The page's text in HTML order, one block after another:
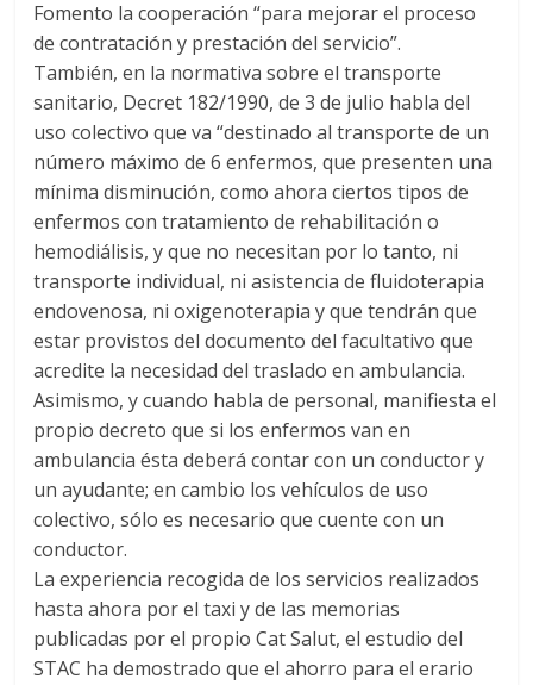
Fomento la cooperación “para mejorar el proceso
de contratación y prestación del servicio”.
También, en la normativa sobre el transporte
sanitario, Decret 182/1990, de 3 de julio habla del
uso colectivo que va “destinado al transporte de un
número máximo de 6 enfermos, que presenten una
mínima disminución, como ahora ciertos tipos de
enfermos con tratamiento de rehabilitación o
hemodiálisis, y que no necesitan por lo tanto, ni
transporte individual, ni asistencia de fluidoterapia
endovenosa, ni oxigenoterapia y que tendrán que
estar provistos del documento del facultativo que
acredite la necesidad del traslado en ambulancia.
Asimismo, y cuando habla de personal, manifiesta el
propio decreto que si los enfermos van en
ambulancia ésta deberá contar con un conductor y
un ayudante; en cambio los vehículos de uso
colectivo, sólo es necesario que cuente con un
conductor.
La experiencia recogida de los servicios realizados
hasta ahora por el taxi y de las memorias
publicadas por el propio Cat Salut, el estudio del
STAC ha demostrado que el ahorro para el erario